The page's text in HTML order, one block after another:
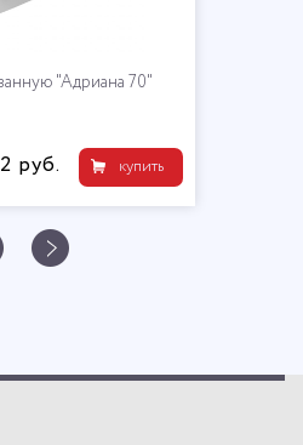
"Адриана 70"
купить
руб.